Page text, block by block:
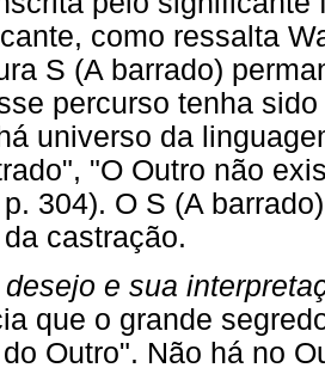
como ressalta
S (A barrado)
percurso tenha
universo da
"O Outro não
304). O S (A
castração.
desejo e sua
que o grande
Outro". Não há no